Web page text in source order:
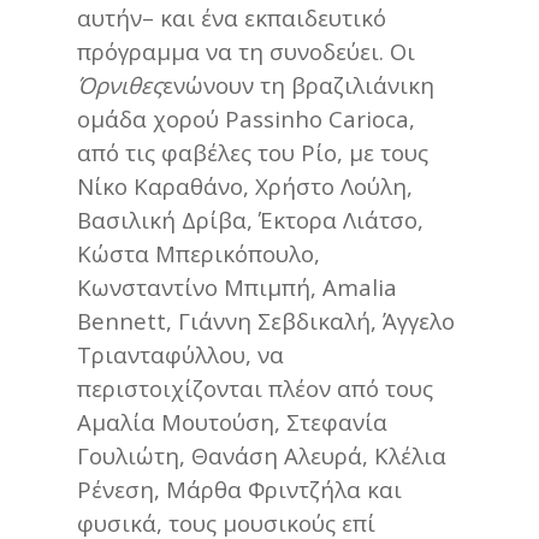
αυτήν– και ένα εκπαιδευτικό
πρόγραμμα να τη συνοδεύει. Οι
Όρνιθεςενώνουν τη βραζιλιάνικη
ομάδα χορού Passinho Carioca,
από τις φαβέλες του Ρίο, με τους
Νίκο Καραθάνο, Χρήστο Λούλη,
Βασιλική Δρίβα, Έκτορα Λιάτσο,
Κώστα Μπερικόπουλο,
Κωνσταντίνο Μπιμπή, Amalia
Bennett, Γιάννη Σεβδικαλή, Άγγελο
Τριανταφύλλου, να
περιστοιχίζονται πλέον από τους
Αμαλία Μουτούση, Στεφανία
Γουλιώτη, Θανάση Αλευρά, Κλέλια
Ρένεση, Μάρθα Φριντζήλα και
φυσικά, τους μουσικούς επί